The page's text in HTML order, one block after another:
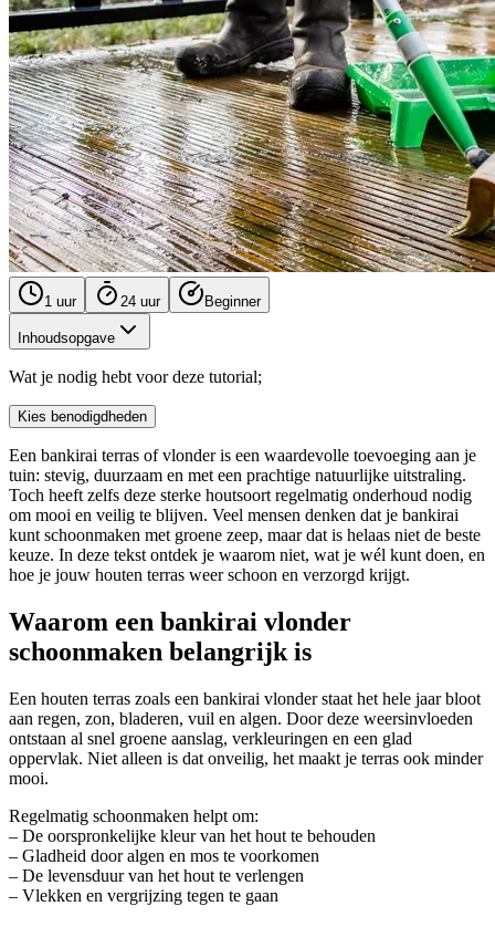
1 uur 24 uur Beginner
Inhoudsopgave
Wat je nodig hebt voor deze tutorial;
Kies benodigdheden
Een bankirai terras of vlonder is een waardevolle toevoeging aan je
tuin: stevig, duurzaam en met een prachtige natuurlijke uitstraling.
Toch heeft zelfs deze sterke houtsoort regelmatig onderhoud nodig
om mooi en veilig te blijven. Veel mensen denken dat je bankirai
kunt schoonmaken met groene zeep, maar dat is helaas niet de beste
keuze. In deze tekst ontdek je waarom niet, wat je wél kunt doen, en
hoe je jouw houten terras weer schoon en verzorgd krijgt.
Waarom een bankirai vlonder
schoonmaken belangrijk is
Een houten terras zoals een bankirai vlonder staat het hele jaar bloot
aan regen, zon, bladeren, vuil en algen. Door deze weersinvloeden
ontstaan al snel groene aanslag, verkleuringen en een glad
oppervlak. Niet alleen is dat onveilig, het maakt je terras ook minder
mooi.
Regelmatig schoonmaken helpt om:
– De oorspronkelijke kleur van het hout te behouden
– Gladheid door algen en mos te voorkomen
– De levensduur van het hout te verlengen
– Vlekken en vergrijzing tegen te gaan